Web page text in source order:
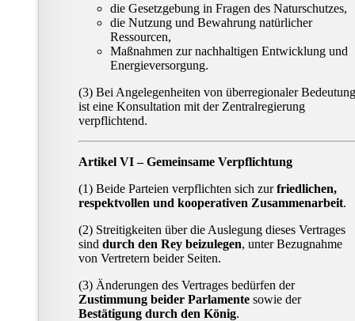
die Gesetzgebung in Fragen des Naturschutzes,
die Nutzung und Bewahrung natürlicher
Ressourcen,
Maßnahmen zur nachhaltigen Entwicklung und
Energieversorgung.
(3) Bei Angelegenheiten von überregionaler Bedeutung
ist eine Konsultation mit der Zentralregierung
verpflichtend.
Artikel VI – Gemeinsame Verpflichtung
(1) Beide Parteien verpflichten sich zurfriedlichen,
respektvollen und kooperativen Zusammenarbeit.
(2) Streitigkeiten über die Auslegung dieses Vertrages
sind durch den Rey beizulegen, unter Bezugnahme
von Vertretern beider Seiten.
(3) Änderungen des Vertrages bedürfen der
Zustimmung beider Parlamente sowie der
Bestätigung durch den König.